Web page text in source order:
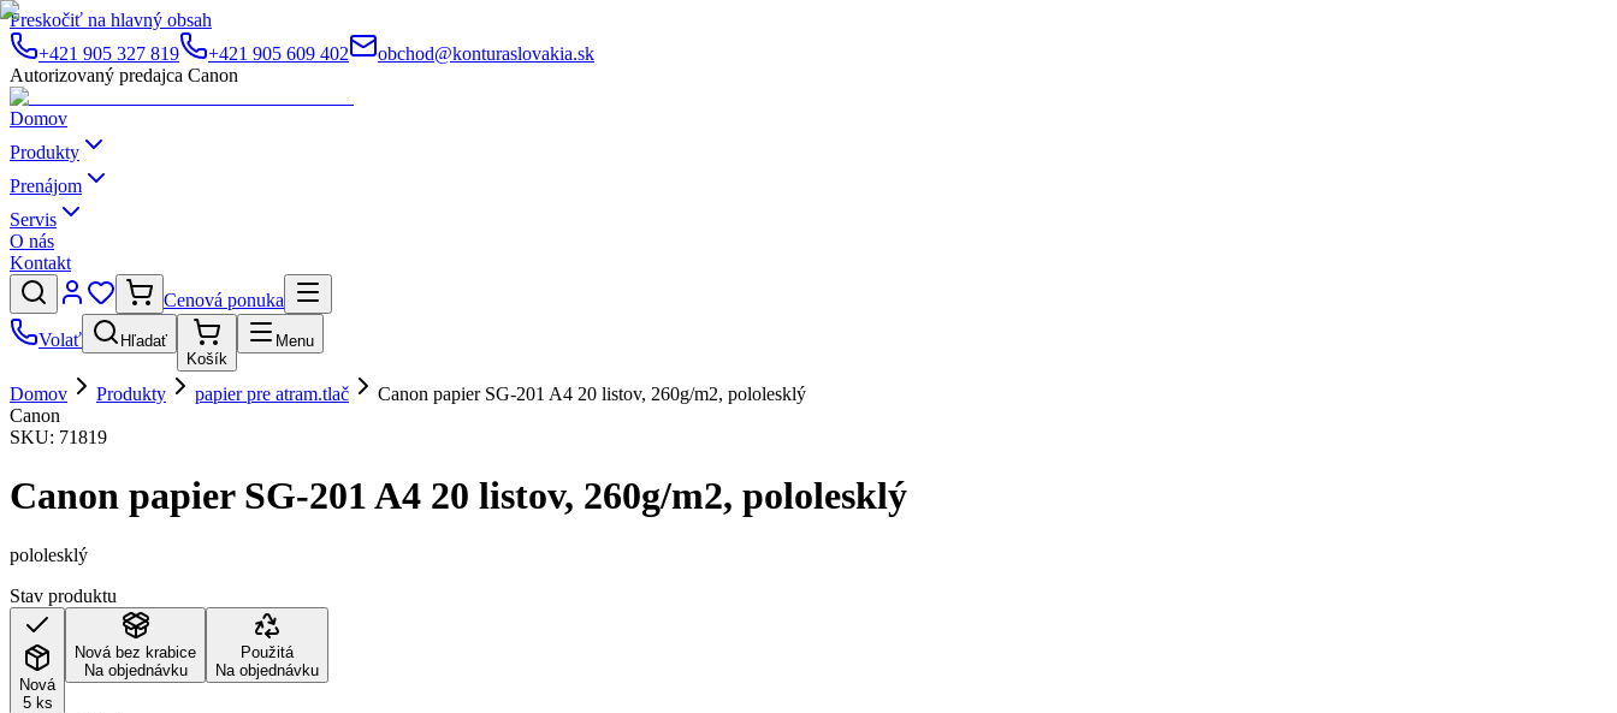
Preskočiť na hlavný obsah
+421 905 327 819
+421 905 609 402
obchod@konturaslovakia.sk
Autorizovaný predajca Canon
Domov
Produkty
Prenájom
Servis
O nás
Kontakt
Cenová ponuka
Volať
Hľadať
Košík
Menu
Domov Produkty papier pre atram.tlač
Canon papier SG-201 A4 20 listov, 260g/m2, pololesklý
Canon
SKU: 71819
Canon papier SG-201 A4 20 listov, 260g/m2, pololesklý
pololesklý
Stav produktu
Nová
5 ks
Nová bez krabice
Na objednávku
Použitá
Na objednávku